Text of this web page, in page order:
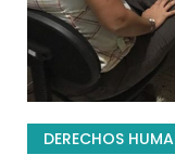
DERECHOS